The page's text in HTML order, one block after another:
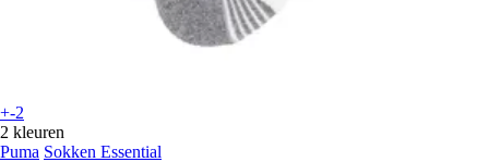
+-2
2 kleuren
Puma Sokken Essential